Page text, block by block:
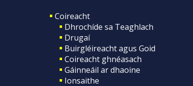
Coireacht
Dhrochíde sa Teaghlach
Drugaí
Buirgléireacht agus Goid
Coireacht ghnéasach
Gáinneáil ar dhaoine
Ionsaithe